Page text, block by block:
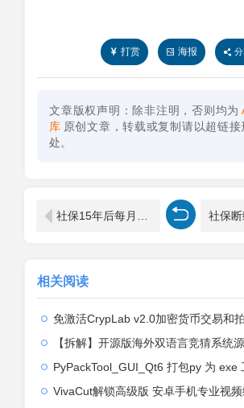
打赏 海报
文章版权声明：除非注明，否则均为
库 原创文章，转载或复制请以超链接
处。
社保15年后每月拿多少(社保缴费15年如何计算养老金)
相关阅读
免激活CrypLab v2.0加密货币交易和拍卖系统源码，前台新
【拆解】开源版海外双语言竞猜系统
PyPackTool_GUI_Qt6 打包py 为 exe
VivaCut解锁高级版 安卓手机专业视频编辑神